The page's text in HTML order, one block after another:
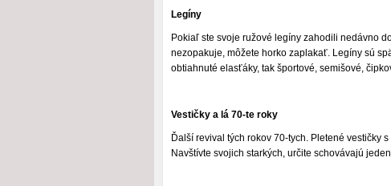
Legíny
Pokiaľ ste svoje ružové legíny zahodili nedávno
nezopakuje, môžete horko zaplakať. Legíny sú
obtiahnuté elasťáky, tak športové, semišové,
Vestičky a lá 70-te roky
Ďalší revival tých rokov 70-tych. Pletené vestičky
Navštívte svojich starkých, určite schovávajú